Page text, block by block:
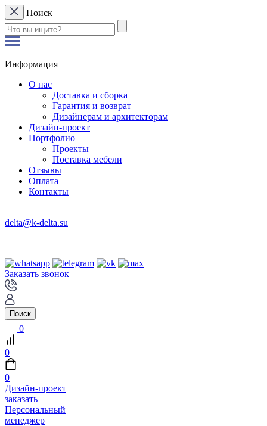
Поиск
Информация
О нас
Доставка и сборка
Гарантия и возврат
Дизайнерам и архитекторам
Дизайн-проект
Портфолио
Проекты
Поставка мебели
Отзывы
Оплата
Контакты
delta@k-delta.su
Заказать звонок
Поиск
0
0
0
Дизайн-проект
заказать
Персональный
менеджер